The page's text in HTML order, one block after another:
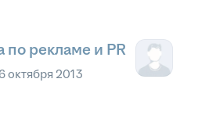
по рекламе и PR
октября 2013